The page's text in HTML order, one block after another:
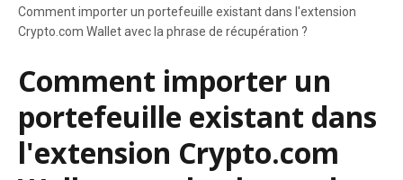
Comment importer un portefeuille existant dans l'extension
Crypto.com Wallet avec la phrase de récupération ?
Comment importer un
portefeuille existant dans
l'extension Crypto.com